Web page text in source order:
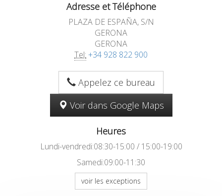
Adresse et Téléphone
PLAZA DE ESPAÑA, S/N
GERONA
GERONA
Tel: +34 928 822 900
Appelez ce bureau
Voir dans Google Maps
Heures
Lundi-vendredi:08:30-15:00 / 15:00-19:00
Samedi:09:00-11:30
voir les exceptions